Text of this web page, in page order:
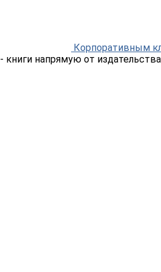
Корпоративным
- книги напрямую от издательства